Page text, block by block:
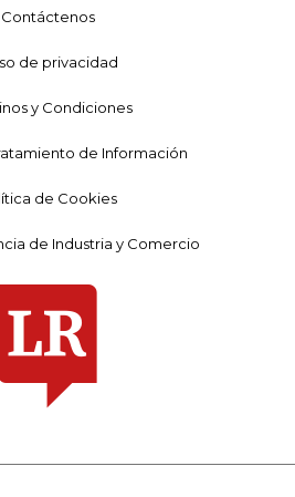
Contáctenos
de privacidad
y Condiciones
de Información
de Cookies
de Industria y Comercio